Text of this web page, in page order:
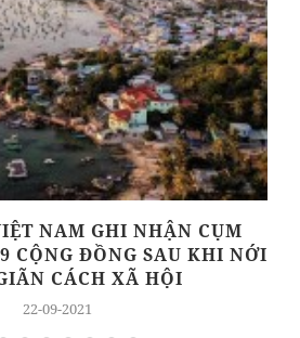
NAM GHI NHẬN CỤM
CỘNG ĐỒNG SAU KHI NỚI
CÁCH XÃ HỘI
22-09-2021